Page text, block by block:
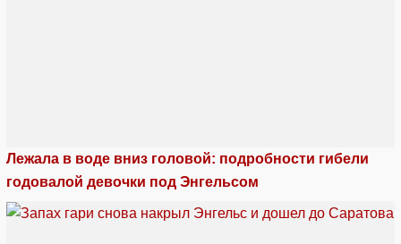
Лежала в воде вниз головой: подробности гибели
годовалой девочки под Энгельсом